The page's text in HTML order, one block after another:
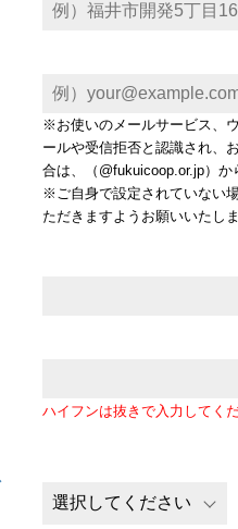
※お使いのメールサービス、
ールや受信拒否と認識され、
合は、（@fukuicoop.or.jp）か
※ご自身で設定されていない
ただきますようお願いいたしま
ハイフンは抜きで入力してく